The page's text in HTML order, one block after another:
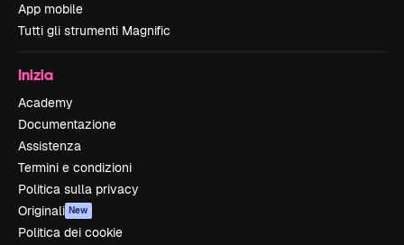
App mobile
Tutti gli strumenti Magnific
Inizia
Academy
Documentazione
Assistenza
Termini e condizioni
Politica sulla privacy
Originali New
Politica dei cookie